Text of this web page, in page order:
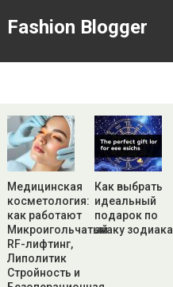
Fashion Blogger
Медицинская
косметология:
как работают
Микроигольчатый
RF-лифтинг,
Липолитик
Стройность и
Как выбрать
идеальный
подарок по
знаку зодиака